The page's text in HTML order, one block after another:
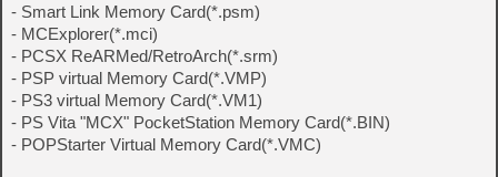
- Smart Link Memory Card(*.psm)
- MCExplorer(*.mci)
- PCSX ReARMed/RetroArch(*.srm)
- PSP virtual Memory Card(*.VMP)
- PS3 virtual Memory Card(*.VM1)
- PS Vita "MCX" PocketStation Memory Card(*.BIN)
- POPStarter Virtual Memory Card(*.VMC)